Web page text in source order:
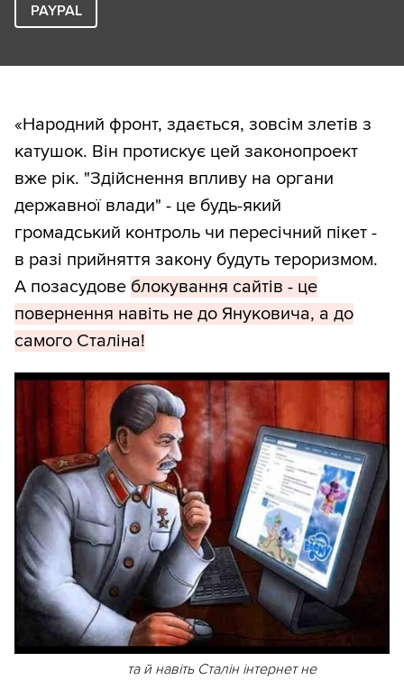
PAYPAL
«Народний фронт, здається, зовсім злетів з
катушок. Він протискує цей законопроект
вже рік. "Здійснення впливу на органи
державної влади" - це будь-який
громадський контроль чи пересічний пікет -
в разі прийняття закону будуть тероризмом.
А позасудове блокування сайтів - це
повернення навіть не до Януковича, а до
самого Сталіна!
та й навіть Сталін інтернет не